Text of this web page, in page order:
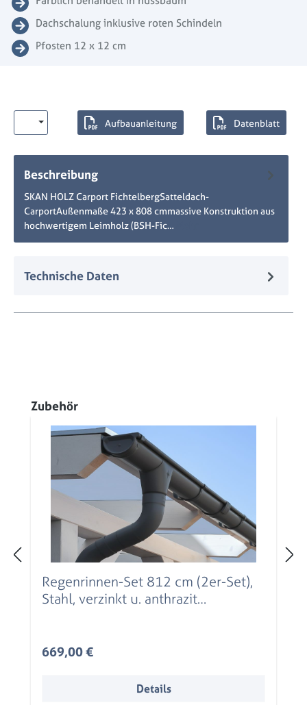
Dachschalung inklusive roten Schindeln
Pfosten 12 x 12 cm
Beschreibung
SKAN HOLZ Carport FichtelbergSatteldach-
CarportAußenmaße 423 x 808 cmmassive Konstruktion aus
hochwertigem Leimholz (BSH-Fic…
Technische Daten
Aufbauanleitung Datenblatt
Produktgalerie überspringen
Zubehör
Regenrinnen-Set 812 cm (2er-Set),
Stahl, verzinkt u. anthrazit
Regulärer Preis:
669,00 €
Details